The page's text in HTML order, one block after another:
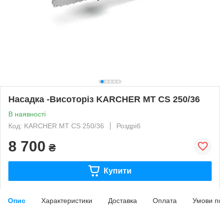
Насадка -Висоторіз KARCHER MT CS 250/36
В наявності
Код: KARCHER MT CS 250/36
Роздріб
8 700 ₴
Купити
Опис Характеристики Доставка Оплата Умови